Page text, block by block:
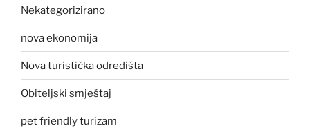
Nekategorizirano
nova ekonomija
Nova turistička odredišta
Obiteljski smještaj
pet friendly turizam